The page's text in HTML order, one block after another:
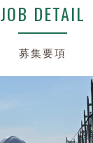
募集要項
JOB DETAIL